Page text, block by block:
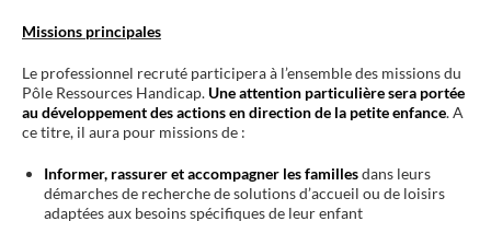
Missions principales
Le professionnel recruté participera à l’ensemble des missions du
Pôle Ressources Handicap.Une attention particulière sera portée
au développement des actions en direction de la petite enfance. A
ce titre, il aura pour missions de :
Informer, rassurer et accompagner les famillesdans leurs
démarches de recherche de solutions d’accueil ou de loisirs
adaptées aux besoins spécifiques de leur enfant